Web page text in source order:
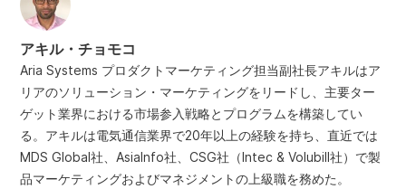
アキル・チョモコ
Aria Systems プロダクトマーケティング担当副社長アキルはア
リアのソリューション・マーケティングをリードし、主要ター
ゲット業界における市場参入戦略とプログラムを構築してい
る。アキルは電気通信業界で20年以上の経験を持ち、直近では
MDS Global社、AsiaInfo社、CSG社（Intec & Volubill社）で製
品マーケティングおよびマネジメントの上級職を務めた。